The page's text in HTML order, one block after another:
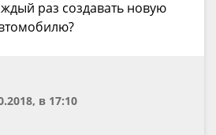
раз создавать новую
в 17:10